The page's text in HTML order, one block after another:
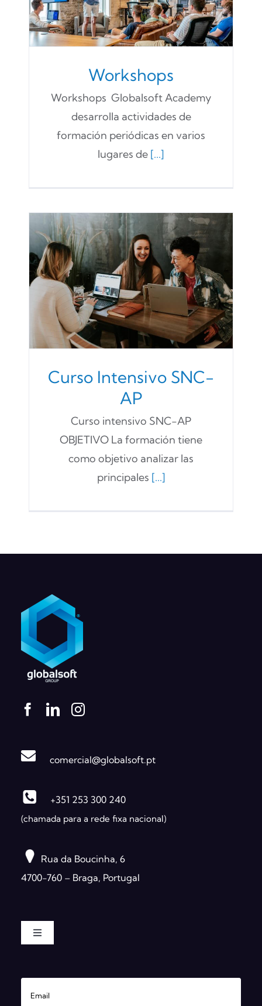
Workshops
Workshops Globalsoft Academy
desarrolla actividades de
formación periódicas en varios
lugares de [...]
Curso Intensivo SNC-
AP
Curso intensivo SNC-AP
OBJETIVO La formación tiene
como objetivo analizar las
principales [...]
comercial@globalsoft.pt
+351 253 300 240
(chamada para a rede fixa nacional)
Rua da Boucinha, 6
4700-760 – Braga, Portugal
Toggle
Ayuntamientos
Servicios